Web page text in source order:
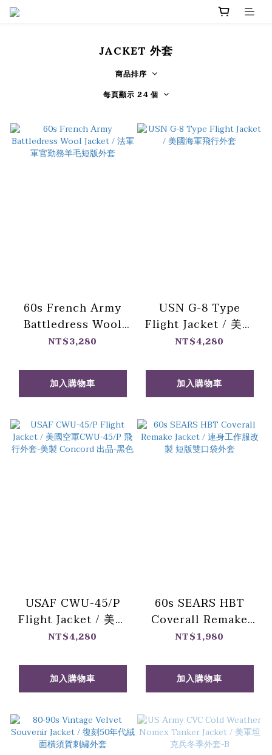
JACKET 外套
商品排序
每頁顯示 24 個
60s French Army
Battledress Wool
Jacket / 法軍軍官勤
NT$3,280
加入購物車
USN G-8 Type
Flight Jacket / 美國
海軍飛行外套
NT$4,280
加入購物車
USAF CWU-45/P
Flight Jacket / 美國
空軍CWU-45/P 飛行
出品-黑色
NT$4,280
加入購物車
60s SEARS HBT
Coverall Remake
Jacket / 連身工作服NT$1,980
加入購物車